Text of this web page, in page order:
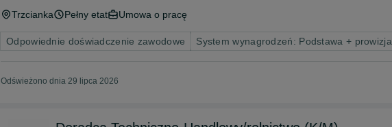
Trzcianka Pełny etat Umowa o pracę
Odpowiednie doświadczenie zawodowe System wynagrodzeń: Podstawa + prowizja
Odświeżono dnia 29 lipca 2026